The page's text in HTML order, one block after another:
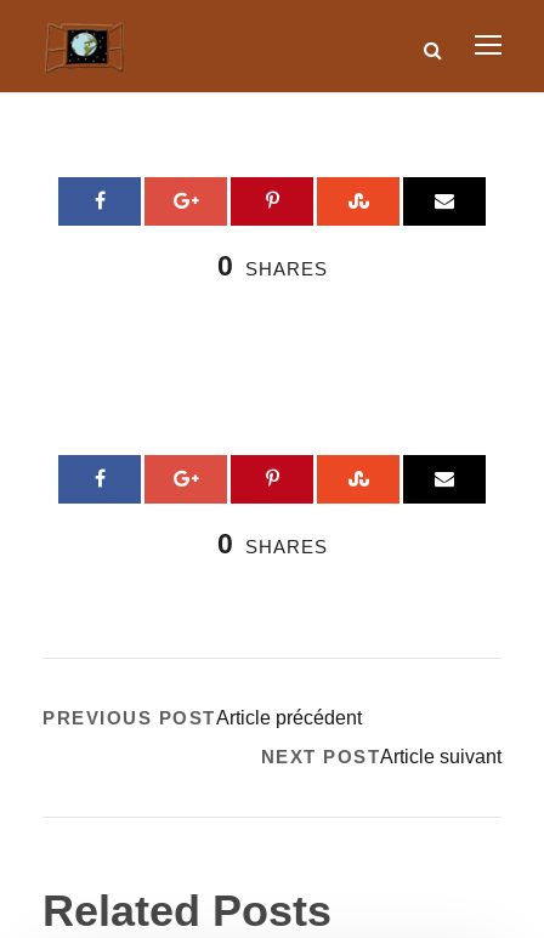
0 SHARES
0 SHARES
PREVIOUS POSTArticle précédent
NEXT POSTArticle suivant
Related Posts